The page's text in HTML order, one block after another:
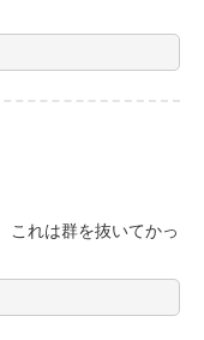
これは群を抜いてかっ